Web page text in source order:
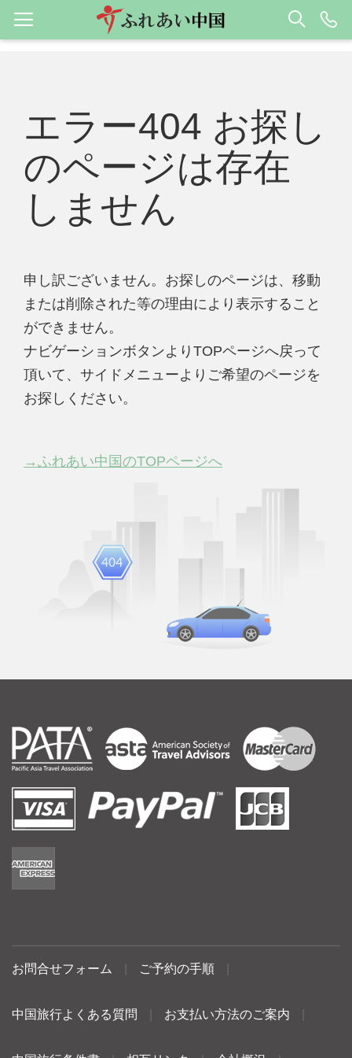
エラー404 お探し
のページは存在
しません
申し訳ございません。お探しのページは、移動
または削除された等の理由により表示すること
ができません。
ナビゲーションボタンよりTOPページへ戻って
頂いて、サイドメニューよりご希望のページを
お探しください。
→ふれあい中国のTOPページへ
お問合せフォーム ご予約の手順
中国旅行よくある質問 お支払い方法のご案内